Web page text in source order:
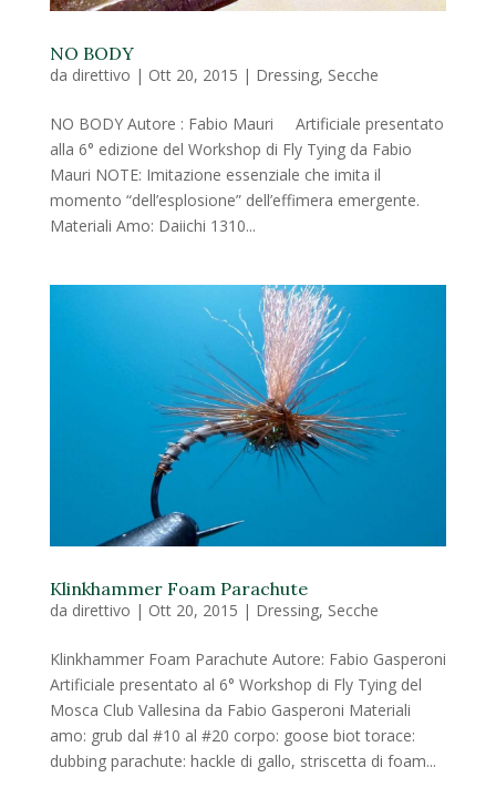
NO BODY
da direttivo | Ott 20, 2015 | Dressing, Secche
NO BODY Autore : Fabio Mauri Artificiale presentato
alla 6° edizione del Workshop di Fly Tying da Fabio
Mauri NOTE: Imitazione essenziale che imita il
momento “dell’esplosione” dell’effimera emergente.
Materiali Amo: Daiichi 1310...
Klinkhammer Foam Parachute
da direttivo | Ott 20, 2015 | Dressing, Secche
Klinkhammer Foam Parachute Autore: Fabio Gasperoni
Artificiale presentato al 6° Workshop di Fly Tying del
Mosca Club Vallesina da Fabio Gasperoni Materiali
amo: grub dal #10 al #20 corpo: goose biot torace:
dubbing parachute: hackle di gallo, striscetta di foam...